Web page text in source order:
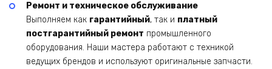
Ремонт и техническое обслуживание
Выполняем как гарантийный, так и платный
постгарантийный ремонт промышленного
оборудования. Наши мастера работают с техникой
ведущих брендов и используют оригинальные запчасти.